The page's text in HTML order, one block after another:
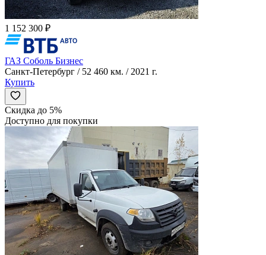
1 152 300 ₽
ГАЗ Соболь Бизнес
Санкт-Петербург / 52 460 км. / 2021 г.
Купить
Скидка до 5%
Доступно для покупки